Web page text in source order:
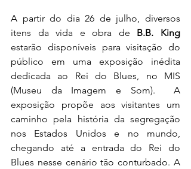
A partir do dia 26 de julho, diversos
itens da vida e obra de B.B. King
estarão disponíveis para visitação do
público em uma exposição inédita
dedicada ao Rei do Blues, no MIS
(Museu da Imagem e Som).  A
exposição propõe aos visitantes um
caminho pela história da segregação
nos Estados Unidos e no mundo,
chegando até a entrada do Rei do
Blues nesse cenário tão conturbado. A